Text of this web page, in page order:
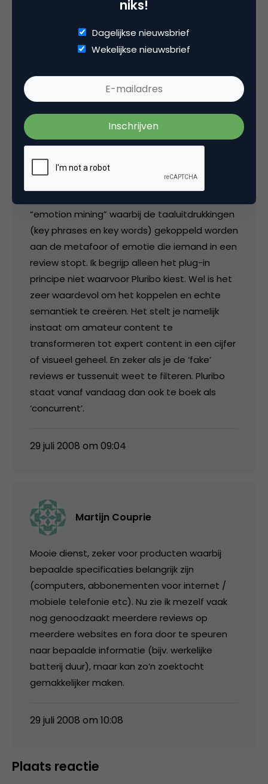
Gino Goossens
Beste Bart, leuke ontdekking! Ik kende Pluribo
nog niet. Deze technologie is alleen niet heel
nieuw. Het .*.*. werkt al jaren aan een
“emotion mining” waarbij de taaluitdrukkingen
(key phrases en key words) gekoppeld worden
aan de metafoor of emotie die iemand in een
review stopt. Ik begrijp alleen het plug-in
principe niet waarvoor Pluribo kiest. Wel is het
zeer waardevol om het koppelen en echte
semantiek te creëren. Het stelt je namelijk
instaat om amateur content te
transformeren tot expert content in een cijfer
of visueel geheel. En zeker als je de ‘fake’
reviews er tussenuit weet te filteren. Pluribo
staat vanaf vandaag dan ook te boek als
‘concurrent’.
29 juli 2008 om 09:04
Martijn Couprie
Mooie dienst, zeker voor producten waarbij
bepaalde specificaties belangrijk zijn
(computers, abbonementen voor internet /
mobiele telefonie etc). Nu zie ik mezelf vaak
nog genoodzaakt meerdere reviews op
meerdere websites en fora door te speuren
naar bepaalde informatie (bijv. werkelijke
batterij duur), maar kan zo’n zoektocht
gemakkelijker maken.
29 juli 2008 om 10:08
Plaats reactie
niks!
Dagelijkse nieuwsbrief
Wekelijkse nieuwsbrief